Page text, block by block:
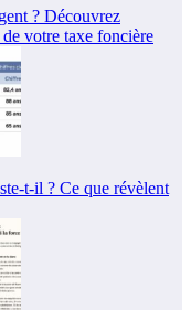
? Découvrez
votre taxe foncière
t-il ? Ce que révèlent